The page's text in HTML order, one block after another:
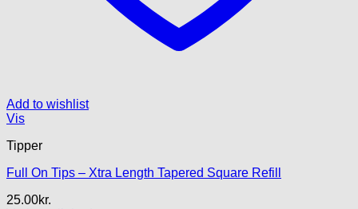
Add to wishlist
Vis
Tipper
Full On Tips – Xtra Length Tapered Square Refill
25.00kr.